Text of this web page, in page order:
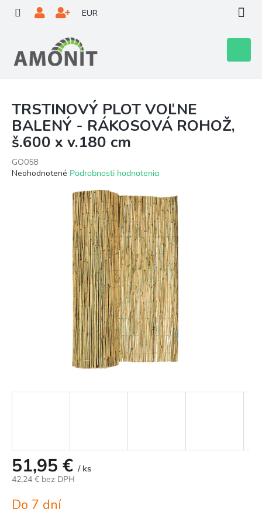
obsah
EUR
košík
TRSTINOVÝ PLOT VOĽNE
BALENÝ - RÁKOSOVÁ ROHOŽ,
š.600 x v.180 cm
GO058
Priemerné
Neohodnotené Podrobnosti hodnotenia
51,95 € / ks
42,24 € bez DPH
cena:
Do 7 dní